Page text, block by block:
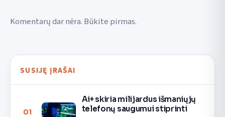
Komentarų dar nėra. Būkite pirmas.
SUSIJĘ ĮRAŠAI
01
Ai+ skiria milijardus išmaniųjų
telefonų saugumui stiprinti